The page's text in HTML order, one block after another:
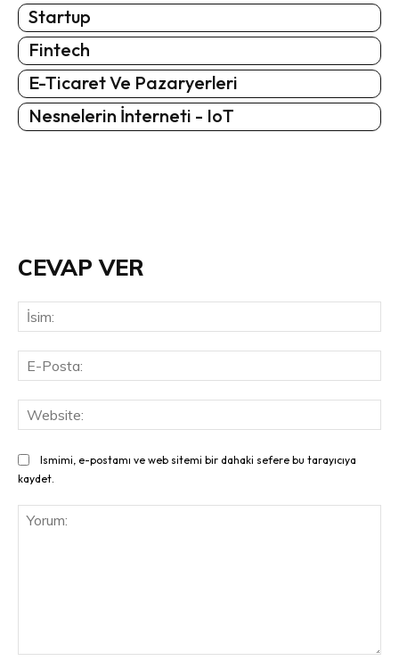
Startup
Fintech
E-Ticaret Ve Pazaryerleri
Nesnelerin İnterneti - IoT
CEVAP VER
Ismimi, e-postamı ve web sitemi bir dahaki sefere bu tarayıcıya
kaydet.